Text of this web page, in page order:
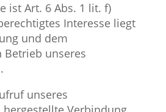
ist Art. 6 Abs. 1 lit. f)
Interesse liegt
und dem
unseres
unseres